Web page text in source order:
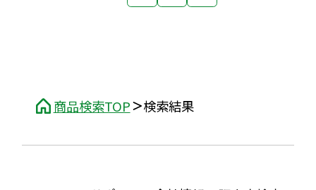
商品検索TOP 検索結果